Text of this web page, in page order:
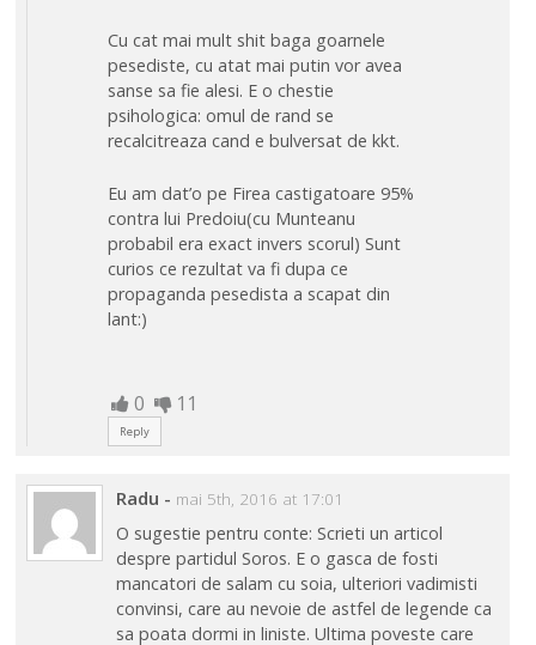
Cu cat mai mult shit baga goarnele
pesediste, cu atat mai putin vor avea
sanse sa fie alesi. E o chestie
psihologica: omul de rand se
recalcitreaza cand e bulversat de kkt.
Eu am dat’o pe Firea castigatoare 95%
contra lui Predoiu(cu Munteanu
probabil era exact invers scorul) Sunt
curios ce rezultat va fi dupa ce
propaganda pesedista a scapat din
lant:)
0 11
Reply
Radu - mai 5th, 2016 at 17:01
O sugestie pentru conte: Scrieti un articol
despre partidul Soros. E o gasca de fosti
mancatori de salam cu soia, ulteriori vadimisti
convinsi, care au nevoie de astfel de legende ca
sa poata dormi in liniste. Ultima poveste care